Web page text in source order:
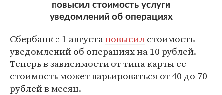
повысил стоимость услуги
уведомлений об операциях
Сбербанк с 1 августаповысилстоимость
уведомлений об операциях на 10 рублей.
Теперь в зависимости от типа карты ее
стоимость может варьироваться от 40 до 70
рублей в месяц.